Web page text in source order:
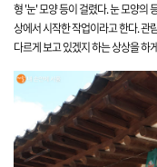
형 '눈' 모양 등이 걸렸다. 눈 모양의
상에서 시작한 작업이라고 한다. 관
다르게 보고 있겠지 하는 상상을 하